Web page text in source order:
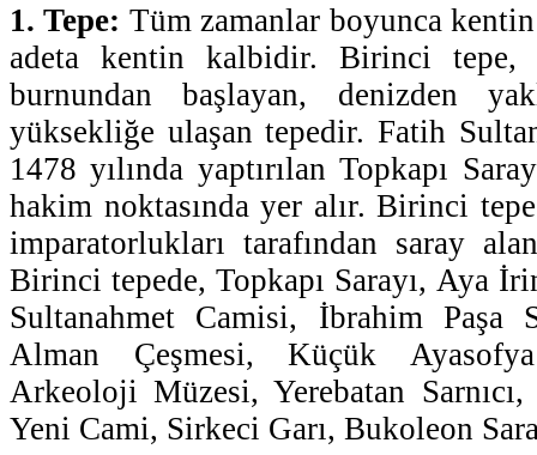
1. Tepe: Tüm zamanlar boyunca
adeta kentin kalbidir. Birinci tepe,
burnundan başlayan, denizden
yüksekliğe ulaşan tepedir. Fatih
1478 yılında yaptırılan Topkapı
hakim noktasında yer alır. Birinci
imparatorlukları tarafından saray
Birinci tepede, Topkapı Sarayı, Aya
Sultanahmet Camisi, İbrahim Paşa
Alman Çeşmesi, Küçük
Arkeoloji Müzesi, Yerebatan
Yeni Cami, Sirkeci Garı, Bukoleon